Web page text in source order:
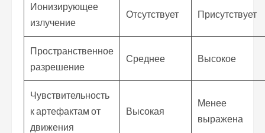
Ионизирующее
излучение
Отсутствует Присутствует
Пространственное
разрешение
Среднее Высокое
Чувствительность
к артефактам от
движения
Высокая
Менее
выражена